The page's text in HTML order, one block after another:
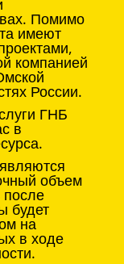
Помимо
имеют
компанией
России.
ГНБ
в
объем
после
будет
на
в ходе